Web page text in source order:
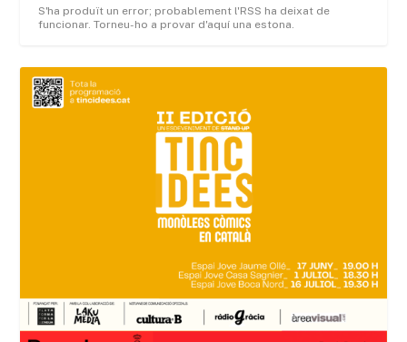
S'ha produït un error; probablement l'RSS ha deixat de
funcionar. Torneu-ho a provar d'aquí una estona.